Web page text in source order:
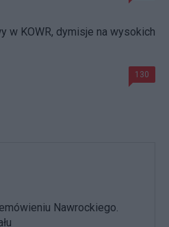
w KOWR, dymisje na wysokich
130
Nawrockiego.